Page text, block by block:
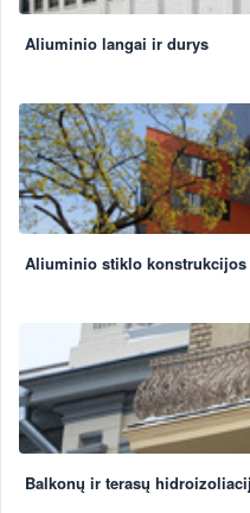
Aliuminio langai ir durys
Aliuminio stiklo konstrukcijos
Balkonų ir terasų